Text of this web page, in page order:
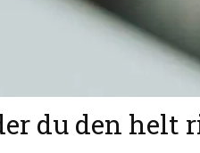
du den helt